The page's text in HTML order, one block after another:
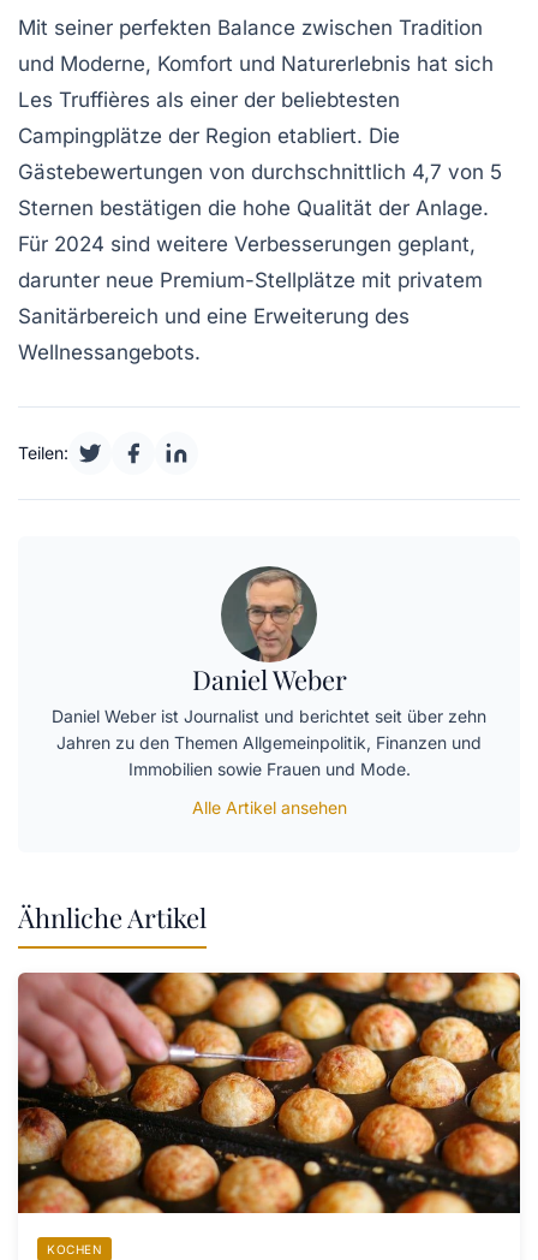
Mit seiner perfekten Balance zwischen Tradition
und Moderne, Komfort und Naturerlebnis hat sich
Les Truffières als einer der beliebtesten
Campingplätze der Region etabliert. Die
Gästebewertungen von durchschnittlich 4,7 von 5
Sternen bestätigen die hohe Qualität der Anlage.
Für 2024 sind weitere Verbesserungen geplant,
darunter neue Premium-Stellplätze mit privatem
Sanitärbereich und eine Erweiterung des
Wellnessangebots.
Teilen:
Daniel Weber
Daniel Weber ist Journalist und berichtet seit über zehn
Jahren zu den Themen Allgemeinpolitik, Finanzen und
Immobilien sowie Frauen und Mode.
Alle Artikel ansehen
Ähnliche Artikel
KOCHEN